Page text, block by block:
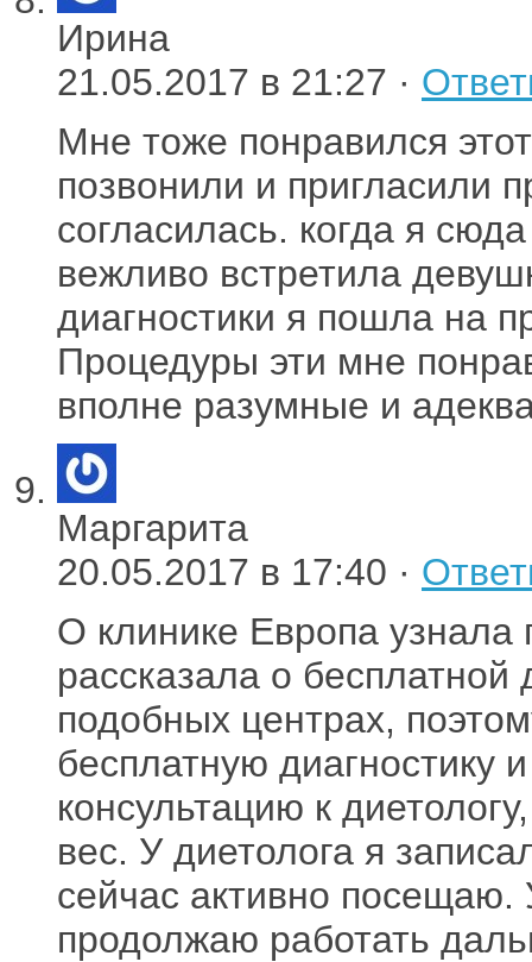
Ирина
21.05.2017 в 21:27 ·
Мне тоже понравился
позвонили и пригласили
согласилась. когда я
вежливо встретила
диагностики я пошла на
Процедуры эти мне
вполне разумные и
Маргарита
20.05.2017 в 17:40 ·
О клинике Европа узнала
рассказала о
подобных центрах,
бесплатную диагностику
консультацию к
вес. У диетолога я
сейчас активно
продолжаю работать